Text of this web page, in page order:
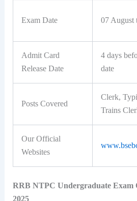
Exam Date 07 August
Admit Card
Release Date
4 days
date
Posts Covered
Clerk,
Trains
Our Official
Websites
RRB NTPC Undergraduate Exam
2025